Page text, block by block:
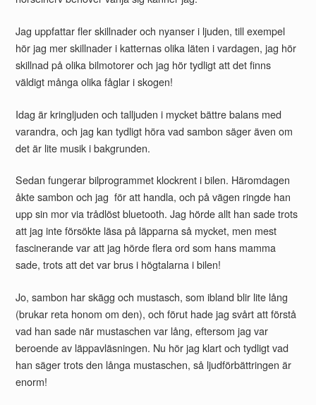
Jag uppfattar fler skillnader och nyanser i ljuden, till exempel
hör jag mer skillnader i katternas olika läten i vardagen, jag hör
skillnad på olika bilmotorer och jag hör tydligt att det finns
väldigt många olika fåglar i skogen!
Idag är kringljuden och talljuden i mycket bättre balans med
varandra, och jag kan tydligt höra vad sambon säger även om
det är lite musik i bakgrunden.
Sedan fungerar bilprogrammet klockrent i bilen. Häromdagen
åkte sambon och jag för att handla, och på vägen ringde han
upp sin mor via trådlöst bluetooth. Jag hörde allt han sade trots
att jag inte försökte läsa på läpparna så mycket, men mest
fascinerande var att jag hörde flera ord som hans mamma
sade, trots att det var brus i högtalarna i bilen!
Jo, sambon har skägg och mustasch, som ibland blir lite lång
(brukar reta honom om den), och förut hade jag svårt att förstå
vad han sade när mustaschen var lång, eftersom jag var
beroende av läppavläsningen. Nu hör jag klart och tydligt vad
han säger trots den långa mustaschen, så ljudförbättringen är
enorm!